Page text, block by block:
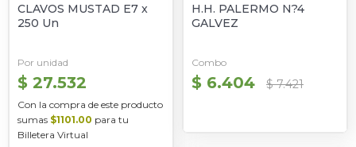
CLAVOS MUSTAD E7 x
250 Un
Por unidad
$ 27.532
Con la compra de este producto
sumas $1101.00 para tu
Billetera Virtual
H.H. PALERMO N?4
GALVEZ
Combo
$ 6.404 $ 7.421